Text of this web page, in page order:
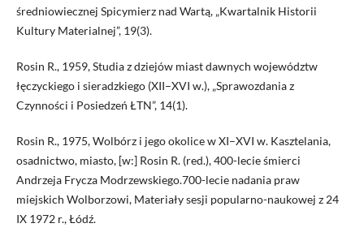
średniowiecznej Spicymierz nad Wartą, „Kwartalnik Historii
Kultury Materialnej”, 19(3).
Rosin R., 1959, Studia z dziejów miast dawnych województw
łęczyckiego i sieradzkiego (XII–XVI w.), „Sprawozdania z
Czynności i Posiedzeń ŁTN”, 14(1).
Rosin R., 1975, Wolbórz i jego okolice w XI–XVI w. Kasztelania,
osadnictwo, miasto, [w:] Rosin R. (red.), 400-lecie śmierci
Andrzeja Frycza Modrzewskiego.700-lecie nadania praw
miejskich Wolborzowi, Materiały sesji popularno-naukowej z 24
IX 1972 r., Łódź.